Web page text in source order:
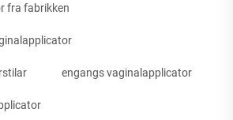
fra fabrikken
engangs vaginalapplicator